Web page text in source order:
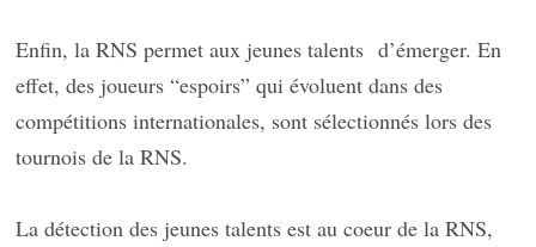
Enfin, la RNS permet aux jeunes talents d’émerger. En
effet, des joueurs “espoirs” qui évoluent dans des
compétitions internationales, sont sélectionnés lors des
tournois de la RNS.
La détection des jeunes talents est au coeur de la RNS,